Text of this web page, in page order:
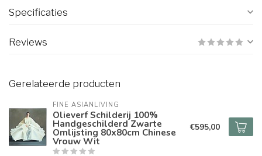
Specificaties
Reviews
Gerelateerde producten
FINE ASIANLIVING
Olieverf Schilderij 100%
Handgeschilderd Zwarte
Omlijsting 80x80cm Chinese
Vrouw Wit
€595,00